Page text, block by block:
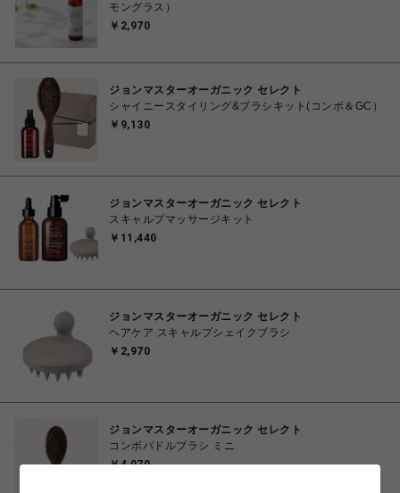
モングラス）
￥2,970
ジョンマスターオーガニック セレクト
シャイニースタイリング&ブラシキット(コンボ＆GC）
￥9,130
ジョンマスターオーガニック セレクト
スキャルプマッサージキット
￥11,440
ジョンマスターオーガニック セレクト
ヘアケア スキャルプシェイクブラシ
￥2,970
ジョンマスターオーガニック セレクト
コンボパドルブラシ ミニ
￥4,070